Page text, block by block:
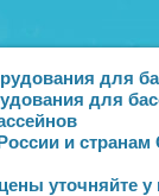
для
для
и
уточняйте